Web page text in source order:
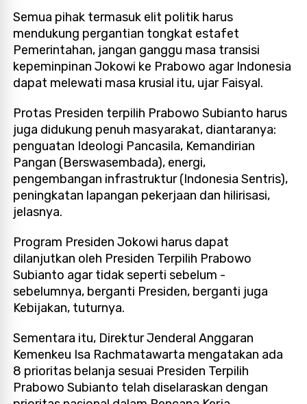
Semua pihak termasuk elit politik harus
mendukung pergantian tongkat estafet
Pemerintahan, jangan ganggu masa transisi
kepeminpinan Jokowi ke Prabowo agar Indonesia
dapat melewati masa krusial itu, ujar Faisyal.
Protas Presiden terpilih Prabowo Subianto harus
juga didukung penuh masyarakat, diantaranya:
penguatan Ideologi Pancasila, Kemandirian
Pangan (Berswasembada), energi,
pengembangan infrastruktur (Indonesia Sentris),
peningkatan lapangan pekerjaan dan hilirisasi,
jelasnya.
Program Presiden Jokowi harus dapat
dilanjutkan oleh Presiden Terpilih Prabowo
Subianto agar tidak seperti sebelum -
sebelumnya, berganti Presiden, berganti juga
Kebijakan, tuturnya.
Sementara itu, Direktur Jenderal Anggaran
Kemenkeu Isa Rachmatawarta mengatakan ada
8 prioritas belanja sesuai Presiden Terpilih
Prabowo Subianto telah diselaraskan dengan